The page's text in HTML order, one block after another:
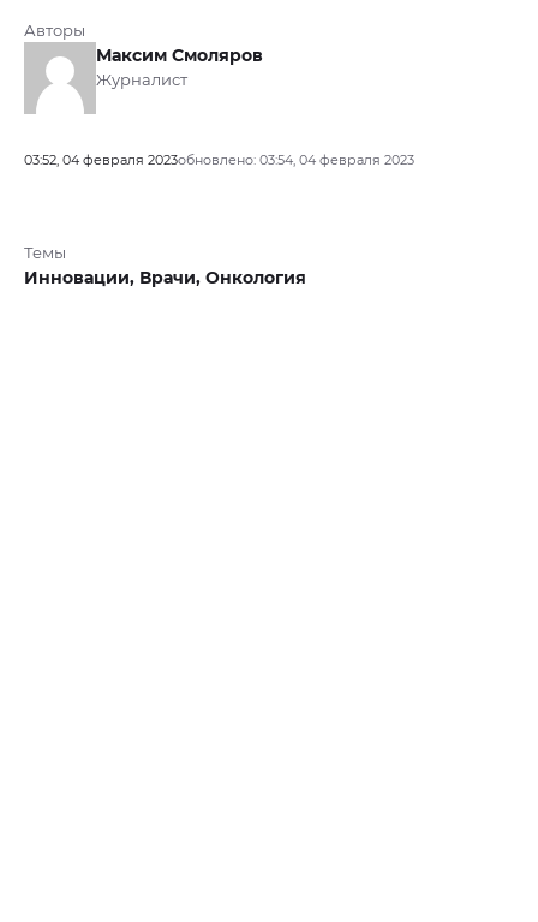
Авторы
Максим Смоляров
Журналист
03:52, 04 февраля 2023обновлено: 03:54, 04 февраля 2023
Темы
Инновации, Врачи, Онкология